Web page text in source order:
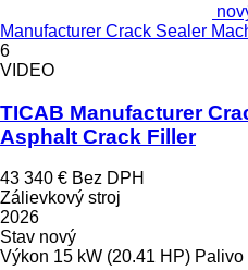
Manufacturer Crack Sealer
6
VIDEO
TICAB Manufacturer
Asphalt Crack Filler
43 340 € Bez DPH
Zálievkový stroj
2026
Stav nový
Výkon 15 kW (20.41 HP) Palivo